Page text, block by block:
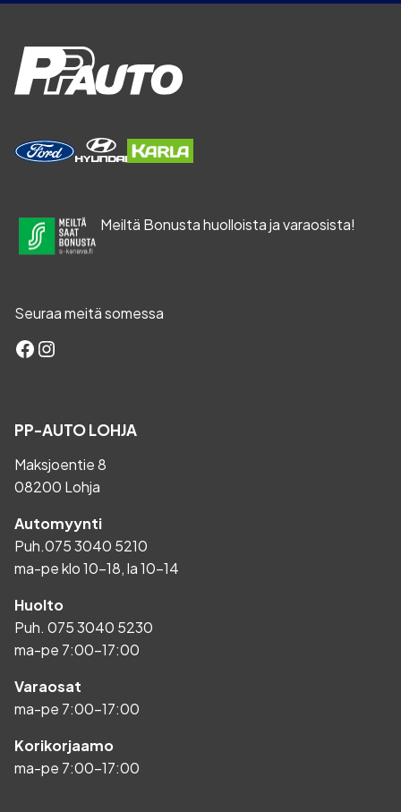
Meiltä Bonusta huolloista ja varaosista!
Seuraa meitä somessa
Facebook
Instagram
PP-AUTO LOHJA
Maksjoentie 8
08200 Lohja
Automyynti
Puh.075 3040 5210
ma-pe klo 10-18, la 10-14
Huolto
Puh. 075 3040 5230
ma-pe 7:00-17:00
Varaosat
ma-pe 7:00-17:00
Korikorjaamo
ma-pe 7:00-17:00